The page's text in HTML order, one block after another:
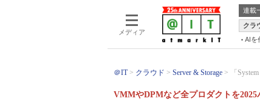
メディア
連載
クラ
AIを
＠IT クラウド Server & Storage 「
VMMやDPMなど全プロダクトを